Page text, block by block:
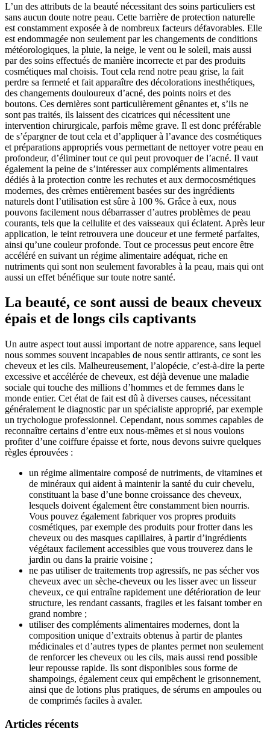
L’un des attributs de la beauté nécessitant des soins particuliers est
sans aucun doute notre peau. Cette barrière de protection naturelle
est constamment exposée à de nombreux facteurs défavorables. Elle
est endommagée non seulement par les changements de conditions
météorologiques, la pluie, la neige, le vent ou le soleil, mais aussi
par des soins effectués de manière incorrecte et par des produits
cosmétiques mal choisis. Tout cela rend notre peau grise, la fait
perdre sa fermeté et fait apparaître des décolorations inesthétiques,
des changements douloureux d’acné, des points noirs et des
boutons. Ces dernières sont particulièrement gênantes et, s’ils ne
sont pas traités, ils laissent des cicatrices qui nécessitent une
intervention chirurgicale, parfois même grave. Il est donc préférable
de s’épargner de tout cela et d’appliquer à l’avance des cosmétiques
et préparations appropriés vous permettant de nettoyer votre peau en
profondeur, d’éliminer tout ce qui peut provoquer de l’acné. Il vaut
également la peine de s’intéresser aux compléments alimentaires
dédiés à la protection contre les rechutes et aux dermocosmétiques
modernes, des crèmes entièrement basées sur des ingrédients
naturels dont l’utilisation est sûre à 100 %. Grâce à eux, nous
pouvons facilement nous débarrasser d’autres problèmes de peau
courants, tels que la cellulite et des vaisseaux qui éclatent. Après leur
application, le teint retrouvera une douceur et une fermeté parfaites,
ainsi qu’une couleur profonde. Tout ce processus peut encore être
accéléré en suivant un régime alimentaire adéquat, riche en
nutriments qui sont non seulement favorables à la peau, mais qui ont
aussi un effet bénéfique sur toute notre santé.
La beauté, ce sont aussi de beaux cheveux
épais et de longs cils captivants
Un autre aspect tout aussi important de notre apparence, sans lequel
nous sommes souvent incapables de nous sentir attirants, ce sont les
cheveux et les cils. Malheureusement, l’alopécie, c’est-à-dire la perte
excessive et accélérée de cheveux, est déjà devenue une maladie
sociale qui touche des millions d’hommes et de femmes dans le
monde entier. Cet état de fait est dû à diverses causes, nécessitant
généralement le diagnostic par un spécialiste approprié, par exemple
un trychologue professionnel. Cependant, nous sommes capables de
reconnaître certains d’entre eux nous-mêmes et si nous voulons
profiter d’une coiffure épaisse et forte, nous devons suivre quelques
règles éprouvées :
un régime alimentaire composé de nutriments, de vitamines et
de minéraux qui aident à maintenir la santé du cuir chevelu,
constituant la base d’une bonne croissance des cheveux,
lesquels doivent également être constamment bien nourris.
Vous pouvez également fabriquer vos propres produits
cosmétiques, par exemple des produits pour frotter dans les
cheveux ou des masques capillaires, à partir d’ingrédients
végétaux facilement accessibles que vous trouverez dans le
jardin ou dans la prairie voisine ;
ne pas utiliser de traitements trop agressifs, ne pas sécher vos
cheveux avec un sèche-cheveux ou les lisser avec un lisseur
cheveux, ce qui entraîne rapidement une détérioration de leur
structure, les rendant cassants, fragiles et les faisant tomber en
grand nombre ;
utiliser des compléments alimentaires modernes, dont la
composition unique d’extraits obtenus à partir de plantes
médicinales et d’autres types de plantes permet non seulement
de renforcer les cheveux ou les cils, mais aussi rend possible
leur repousse rapide. Ils sont disponibles sous forme de
shampoings, également ceux qui empêchent le grisonnement,
ainsi que de lotions plus pratiques, de sérums en ampoules ou
de comprimés faciles à avaler.
Articles récents